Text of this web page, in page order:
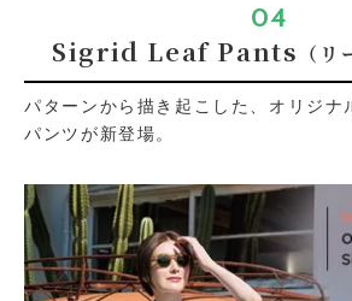
04
Sigrid Leaf Pants （リ
パターンから描き起こした、オリジナ
パンツが新登場。